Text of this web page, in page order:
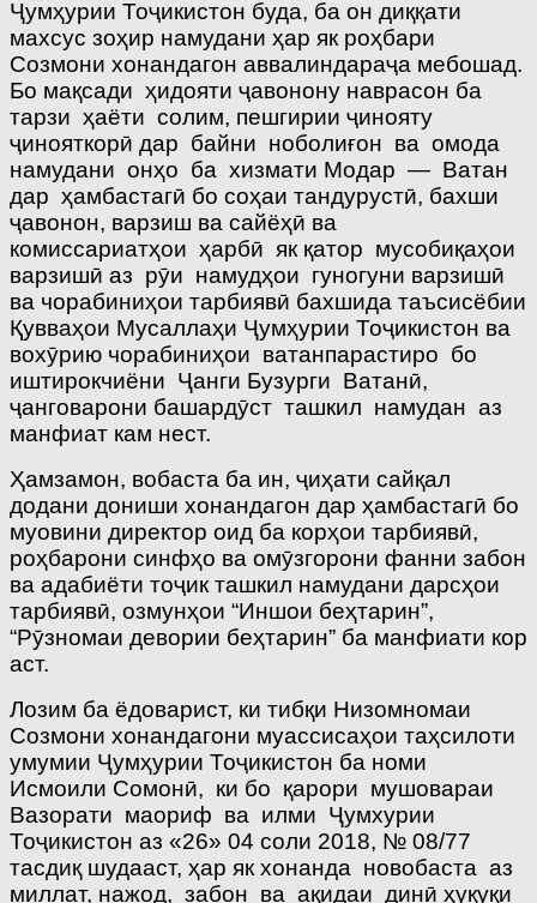
Ҷумҳурии Тоҷикистон буда, ба он диққати
махсус зоҳир намудани ҳар як роҳбари
Созмони хонандагон аввалиндараҷа мебошад.
Бо мақсади ҳидояти ҷавонону наврасон ба
тарзи ҳаёти солим, пешгирии ҷинояту
ҷинояткорӣ дар байни ноболиғон ва омода
намудани онҳо ба хизмати Модар — Ватан
дар ҳамбастагӣ бо соҳаи тандурустӣ, бахши
ҷавонон, варзиш ва сайёҳӣ ва
комиссариатҳои ҳарбӣ як қатор мусобиқаҳои
варзишӣ аз рӯи намудҳои гуногуни варзишӣ
ва чорабиниҳои тарбиявӣ бахшида таъсисёбии
Қувваҳои Мусаллаҳи Ҷумҳурии Тоҷикистон ва
вохӯрию чорабиниҳои ватанпарастиро бо
иштирокчиёни Ҷанги Бузурги Ватанӣ,
ҷанговарони башардӯст ташкил намудан аз
манфиат кам нест.
Ҳамзамон, вобаста ба ин, ҷиҳати сайқал
додани дониши хонандагон дар ҳамбастагӣ бо
муовини директор оид ба корҳои тарбиявӣ,
роҳбарони синфҳо ва омӯзгорони фанни забон
ва адабиёти тоҷик ташкил намудани дарсҳои
тарбиявӣ, озмунҳои “Иншои беҳтарин”,
“Рӯзномаи девории беҳтарин” ба манфиати кор
аст.
Лозим ба ёдоварист, ки тибқи Низомномаи
Созмони хонандагони муассисаҳои таҳсилоти
умумии Ҷумҳурии Тоҷикистон ба номи
Исмоили Сомонӣ, ки бо қарори мушовараи
Вазорати маориф ва илми Ҷумхурии
Тоҷикистон аз «26» 04 соли 2018, № 08/77
тасдиқ шудааст, ҳар як хонанда новобаста аз
миллат, нажод, забон ва ақидаи динӣ ҳуқуқи